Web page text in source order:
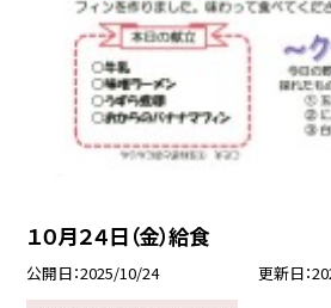
１０月２４日（金）給食
公開日 2025/10/24 更新日